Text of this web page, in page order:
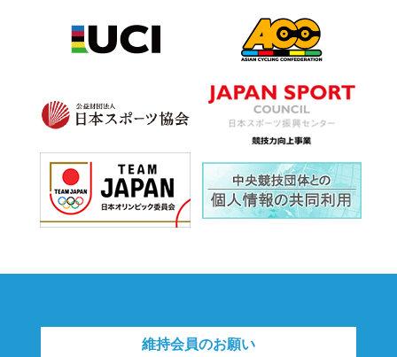
維持会員のお願い